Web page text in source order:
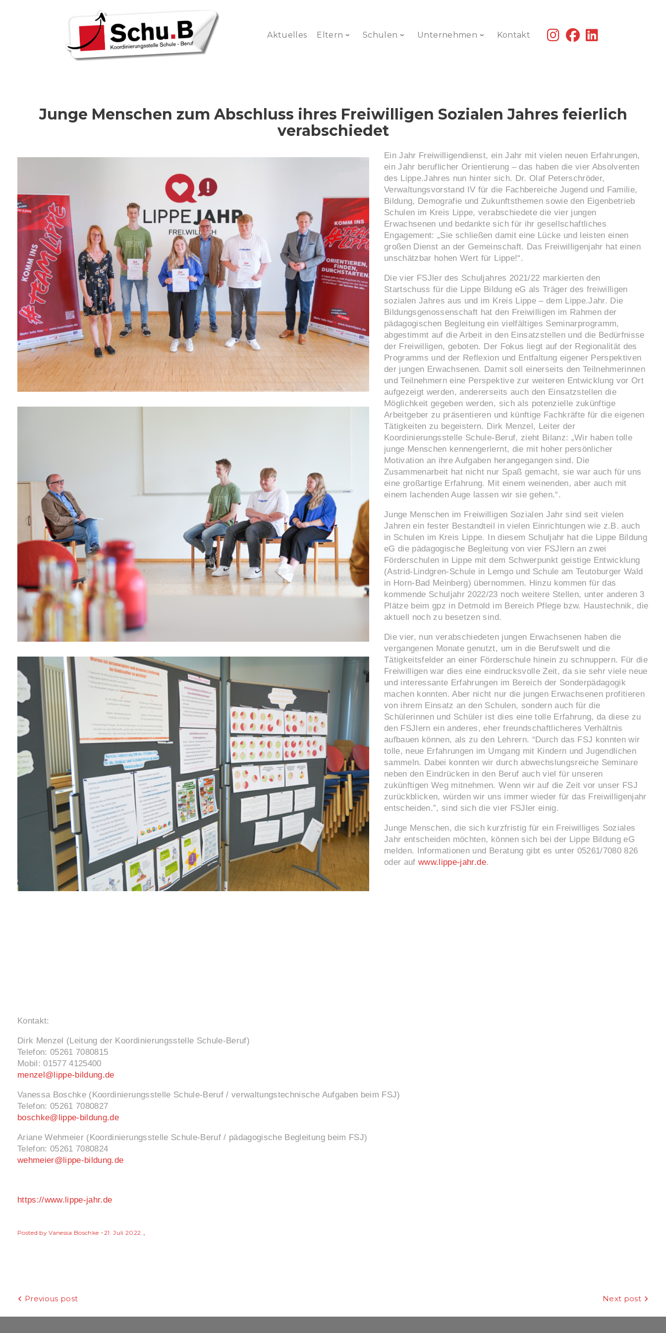
Aktuelles Eltern Schulen Unternehmen Kontakt
fab
fa-
fab
fa-
Junge Menschen zum Abschluss ihres Freiwilligen Sozialen Jahres feierlich
verabschiedet
Ein Jahr Freiwilligendienst, ein Jahr mit vielen neuen Erfahrungen,
ein Jahr beruflicher Orientierung – das haben die vier Absolventen
des Lippe.Jahres nun hinter sich. Dr. Olaf Peterschröder,
Verwaltungsvorstand IV für die Fachbereiche Jugend und Familie,
Bildung, Demografie und Zukunftsthemen sowie den Eigenbetrieb
Schulen im Kreis Lippe, verabschiedete die vier jungen
Erwachsenen und bedankte sich für ihr gesellschaftliches
Engagement: „Sie schließen damit eine Lücke und leisten einen
großen Dienst an der Gemeinschaft. Das Freiwilligenjahr hat einen
unschätzbar hohen Wert für Lippe!“.
Die vier FSJler des Schuljahres 2021/22 markierten den
Startschuss für die Lippe Bildung eG als Träger des freiwilligen
sozialen Jahres aus und im Kreis Lippe – dem Lippe.Jahr. Die
Bildungsgenossenschaft hat den Freiwilligen im Rahmen der
pädagogischen Begleitung ein vielfältiges Seminarprogramm,
abgestimmt auf die Arbeit in den Einsatzstellen und die Bedürfnisse
der Freiwilligen, geboten. Der Fokus liegt auf der Regionalität des
Programms und der Reflexion und Entfaltung eigener Perspektiven
der jungen Erwachsenen. Damit soll einerseits den Teilnehmerinnen
und Teilnehmern eine Perspektive zur weiteren Entwicklung vor Ort
aufgezeigt werden, andererseits auch den Einsatzstellen die
Möglichkeit gegeben werden, sich als potenzielle zukünftige
Arbeitgeber zu präsentieren und künftige Fachkräfte für die eigenen
Tätigkeiten zu begeistern. Dirk Menzel, Leiter der
Koordinierungsstelle Schule-Beruf, zieht Bilanz: „Wir haben tolle
junge Menschen kennengerlernt, die mit hoher persönlicher
Motivation an ihre Aufgaben herangegangen sind. Die
Zusammenarbeit hat nicht nur Spaß gemacht, sie war auch für uns
eine großartige Erfahrung. Mit einem weinenden, aber auch mit
einem lachenden Auge lassen wir sie gehen.“.
Junge Menschen im Freiwilligen Sozialen Jahr sind seit vielen
Jahren ein fester Bestandteil in vielen Einrichtungen wie z.B. auch
in Schulen im Kreis Lippe. In diesem Schuljahr hat die Lippe Bildung
eG die pädagogische Begleitung von vier FSJlern an zwei
Förderschulen in Lippe mit dem Schwerpunkt geistige Entwicklung
(Astrid-Lindgren-Schule in Lemgo und Schule am Teutoburger Wald
in Horn-Bad Meinberg) übernommen. Hinzu kommen für das
kommende Schuljahr 2022/23 noch weitere Stellen, unter anderen 3
Plätze beim gpz in Detmold im Bereich Pflege bzw. Haustechnik, die
aktuell noch zu besetzen sind.
Die vier, nun verabschiedeten jungen Erwachsenen haben die
vergangenen Monate genutzt, um in die Berufswelt und die
Tätigkeitsfelder an einer Förderschule hinein zu schnuppern. Für die
Freiwilligen war dies eine eindrucksvolle Zeit, da sie sehr viele neue
und interessante Erfahrungen im Bereich der Sonderpädagogik
machen konnten. Aber nicht nur die jungen Erwachsenen profitieren
von ihrem Einsatz an den Schulen, sondern auch für die
Schülerinnen und Schüler ist dies eine tolle Erfahrung, da diese zu
den FSJlern ein anderes, eher freundschaftlicheres Verhältnis
aufbauen können, als zu den Lehrern. “Durch das FSJ konnten wir
tolle, neue Erfahrungen im Umgang mit Kindern und Jugendlichen
sammeln. Dabei konnten wir durch abwechslungsreiche Seminare
neben den Eindrücken in den Beruf auch viel für unseren
zukünftigen Weg mitnehmen. Wenn wir auf die Zeit vor unser FSJ
zurückblicken, würden wir uns immer wieder für das Freiwilligenjahr
entscheiden.”, sind sich die vier FSJler einig.
Junge Menschen, die sich kurzfristig für ein Freiwilliges Soziales
Jahr entscheiden möchten, können sich bei der Lippe Bildung eG
melden. Informationen und Beratung gibt es unter 05261/7080 826
oder aufwww.lippe-jahr.de.
Kontakt:
Dirk Menzel (Leitung der Koordinierungsstelle Schule-Beruf)
Telefon: 05261 7080815
Mobil: 01577 4125400
menzel@lippe-bildung.de
Vanessa Boschke (Koordinierungsstelle Schule-Beruf / verwaltungstechnische Aufgaben beim FSJ)
Telefon: 05261 7080827
boschke@lippe-bildung.de
Ariane Wehmeier (Koordinierungsstelle Schule-Beruf / pädagogische Begleitung beim FSJ)
Telefon: 05261 7080824
wehmeier@lippe-bildung.de
https://www.lippe-jahr.de
Posted byVanessa Boschke 21. Juli 2022
Beitragsnavigation
Previous post Next post